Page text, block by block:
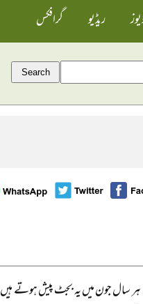
ریڈیو گرافکس
ہر سال جون میں یہ بجٹ پیش ہوتے